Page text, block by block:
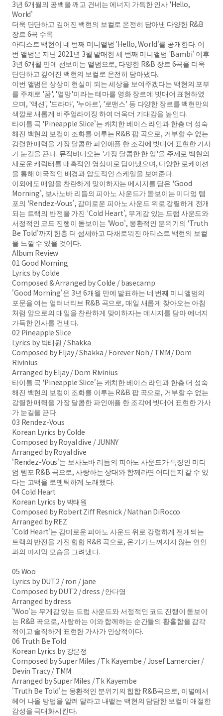
3년 6개월의 공백을 깨고 건네는 에너지 가득한 인사 'Hello,
World'
더욱 단단하고 깊어진 백현의 보컬로 온전히 담아낸 다양한 R&B
장르 6곡 수록
아티스트 백현이 네 번째 미니앨범 'Hello, World'를 공개한다. 이
번 앨범은 지난 2021년 3월 발매한 세 번째 미니앨범 'Bambi' 이후
3년 6개월 만에 선보이는 앨범으로, 다양한 R&B 장르 6곡을 더욱
단단하고 깊어진 백현의 보컬로 온전히 담아냈다.
이번 앨범은 상상이 현실이 되는 세상을 보여주겠다는 백현의 포부
를 주제로 '꿈', '열망'이라는 테마를 영화 장르에 빗대어 표현하였
으며, '액션', '드라마', '누아르', '로맨스' 등 다양한 장르를 백현만의
색깔로 새롭게 비주얼라이징 하여 더욱더 기대감을 높인다.
타이틀 곡 'Pineapple Slice'는 캐치한 베이스 라인과 한층 더 성숙
해진 백현의 보컬이 조화를 이루는 R&B 팝 곡으로, 거부할 수 없는
강렬한 매력을 가장 달콤한 파인애플 한 조각에 빗대어 표현한 가사
가 눈길을 끈다. 뮤직비디오는 '가장 달콤한 한 입'을 주제로 백현의
새로운 캐릭터를 매혹적인 영상미로 담아냈으며, 다양한 로케이션
을 통해 이국적인 배경과 압도적인 스케일을 보여준다.
이외에도 매일을 찬란하게 맞이하자는 메시지를 담은 'Good
Morning', 보사노바 리듬의 피아노 사운드가 돋보이는 미디엄 템
포의 'Rendez-Vous', 감미로운 피아노 사운드 위로 강렬하게 전개
되는 트랙의 반전을 가진 'Cold Heart', 무게감 있는 드럼 사운드와
서정적인 코드 진행이 돋보이는 'Woo', 몽환적인 분위기의 'Truth
Be Told'까지 한층 더 섬세하고 다채로워진 아티스트 백현의 보컬
을 느낄 수 있을 것이다.
Album Review
01 Good Morning
Lyrics by Colde
Composed & Arranged by Colde / basecamp
'Good Morning'은 3년 6개월 만에 발표하는 네 번째 미니앨범의
포문을 여는 얼터너티브 R&B 곡으로, 매일 새롭게 찾아오는 아침
처럼 앞으로의 매일을 찬란하게 맞이하자는 메시지를 담아 에너지
가득한 인사를 건넨다.
02 Pineapple Slice
Lyrics by 박태원 / Shakka
Composed by Eljay / Shakka / Forever Noh / TMM / Dom
Rivinius
Arranged by Eljay / Dom Rivinius
타이틀 곡 'Pineapple Slice'는 캐치한 베이스 라인과 한층 더 성숙
해진 백현의 보컬이 조화를 이루는 R&B 팝 곡으로, 거부할 수 없는
강렬한 매력을 가장 달콤한 파인애플 한 조각에 빗대어 표현한 가사
가 눈길을 끈다.
03 Rendez-Vous
Korean Lyrics by Colde
Composed by Royal dive / JUNNY
Arranged by Royal dive
'Rendez-Vous'는 보사노바 리듬의 피아노 사운드가 특징인 미디
엄 템포 R&B 곡으로, 사랑하는 상대와 함께라면 어디든지 갈 수 있
다는 고백을 로맨틱하게 노래했다.
04 Cold Heart
Korean Lyrics by 박태원
Composed by Robert Ziff Resnick / Nathan DiRocco
Arranged by REZ
'Cold Heart'는 감미로운 피아노 사운드 위로 강렬하게 전개되는
트랙의 반전을 가진 힙합 R&B 곡으로, 온기가 느껴지지 않는 연인
과의 마지막 모습을 그려냈다.
05 Woo
Lyrics by DUT2 / ron / jane
Composed by DUT2 / dress / 안다영
Arranged by dress
'Woo'는 무게감 있는 드럼 사운드와 서정적인 코드 진행이 돋보이
는 R&B 곡으로, 사랑하는 이와 함께하는 순간들의 황홀함을 감각
적이고 솔직하게 표현한 가사가 인상적이다.
06 Truth Be Told
Korean Lyrics by 강은정
Composed by Super Miles / Tk Kayembe / Josef Lamercier /
Devin Tracy / TMM
Arranged by Super Miles / Tk Kayembe
'Truth Be Told'는 몽환적인 분위기의 힙합 R&B곡으로, 이별에서
헤어 나올 방법을 알려 달라고 내뱉는 백현의 담담한 보컬이 애절한
감성을 극대화시킨다.